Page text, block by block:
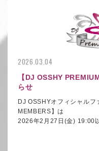
2026.03.04
【DJ OSSHY
らせ
DJ OSSHYオフィシャルフ
MEMBERS】は
2026年2月27日(金) 19:00